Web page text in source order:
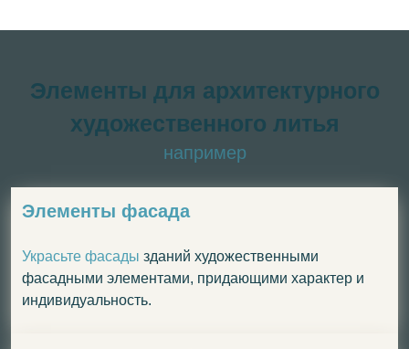
Элементы для архитектурного
художественного литья
например
Элементы фасада
Украсьте фасады зданий художественными
фасадными элементами, придающими характер и
индивидуальность.